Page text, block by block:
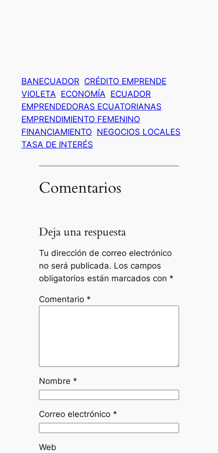
BANECUADOR CRÉDITO EMPRENDE
VIOLETA ECONOMÍA ECUADOR
EMPRENDEDORAS ECUATORIANAS
EMPRENDIMIENTO FEMENINO
FINANCIAMIENTO NEGOCIOS LOCALES
TASA DE INTERÉS
Comentarios
Deja una respuesta
Tu dirección de correo electrónico
no será publicada. Los campos
obligatorios están marcados con *
Comentario *
Nombre *
Correo electrónico *
Web